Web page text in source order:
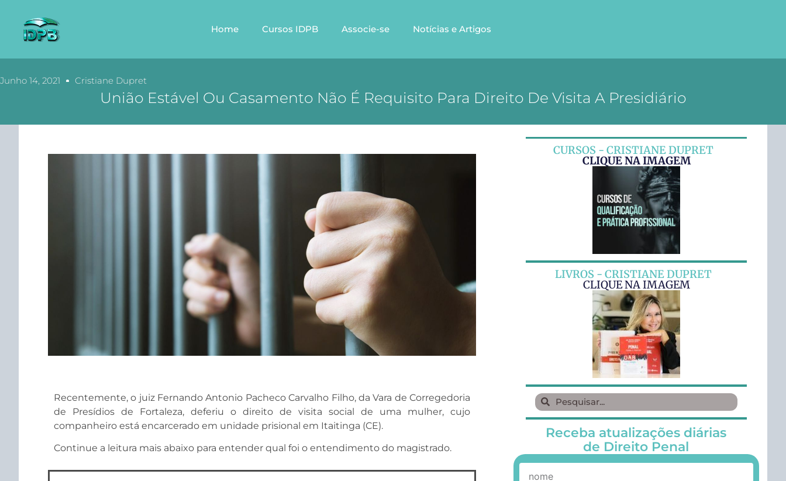
Home Cursos IDPB Associe-se Notícias e Artigos
Junho 14, 2021 Cristiane Dupret
União Estável Ou Casamento Não É Requisito Para Direito De Visita A Presidiário
​Recentemente, o juiz Fernando Antonio Pacheco Carvalho Filho, da Vara de Corregedoria
de Presídios de Fortaleza, deferiu o direito de visita social de uma mulher, cujo
companheiro está encarcerado em unidade prisional em Itaitinga (CE).
Continue a leitura mais abaixo para entender qual foi o entendimento do magistrado.
CURSOS - CRISTIANE DUPRET
CLIQUE NA IMAGEM
LIVROS - CRISTIANE DUPRET
CLIQUE NA IMAGEM
Receba atualizações diárias
de Direito Penal